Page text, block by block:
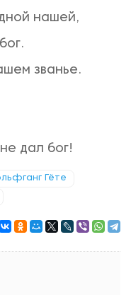
нашей,
званье.
дал бог!
Гёте